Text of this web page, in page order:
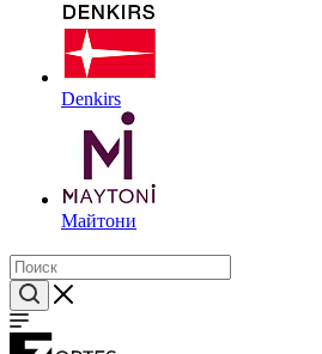
Denkirs
Майтони